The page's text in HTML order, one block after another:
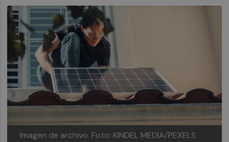
Imagen de archivo. Foto: KINDEL MEDIA/PEXELS